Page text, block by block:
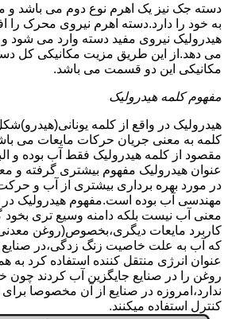
دسته جک نیز یک اهرم نوع دوم می باشد
به خود را دارد.دسته اهرم نیروی محرک
هیدرولیک نیروی مفید دسته وارد می شود
می دهد.از این طریق مزیت مکانیکی کل
مکانیکی این دو قسمت می باشد.
مفهوم کلمه هیدرولیک
هیدرولیک در واقع از کلمه
کلمه به معنی جریان حرکات مایعات می
مقصود از کلمه هیدرولیک فقط آب بوده و
عنوان هیدرولیک مفهوم بیشتری گرفته و
در مورد بهره برداری بیشتری از آب و
مهندسی آب بوده است.مفهوم هیدرولیک در
معنی آب نیست بلکه دامنه وسیع تری
کاربرد مایعات دیگری،بخصوص(روغن
که آب به علت خاصیت زنگ زدگی،در صنایع
عنوان انرژی منتقل کننده استفاده کرد
روغن را در صنایع جایگزین آب کردند
ندارد،امروزه در صنایع از آن مخصوصا
کنترل استفاده میکنند.